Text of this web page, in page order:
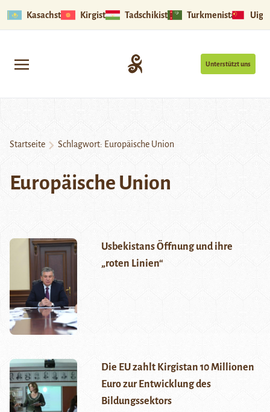
Kasachstan Kirgistan Tadschikistan Turkmenistan
Unterstützt uns
Startseite Schlagwort: Europäische Union
Europäische Union
Usbekistans Öffnung und ihre
„roten Linien“
Die EU zahlt Kirgistan 10 Millionen
Euro zur Entwicklung des
Bildungssektors